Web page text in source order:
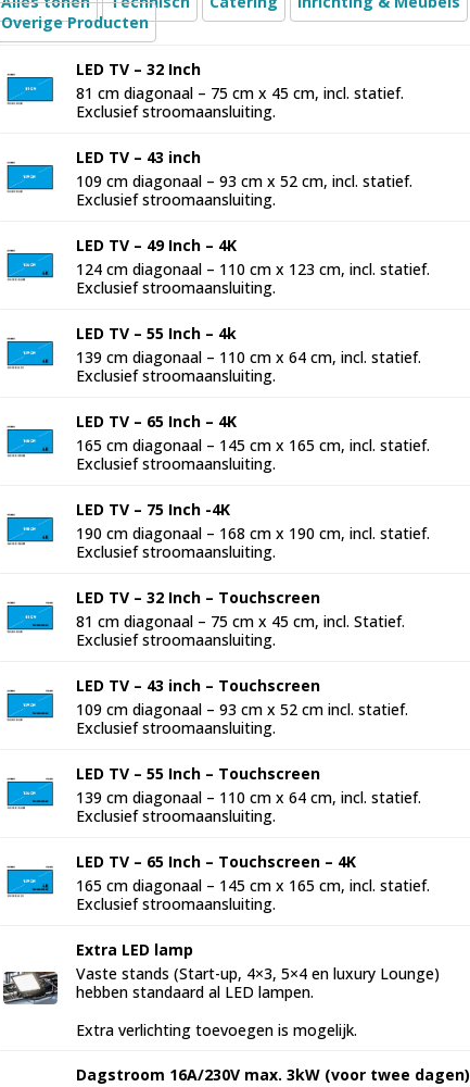
Overige Producten
LED TV – 32 Inch
81 cm diagonaal – 75 cm x 45 cm, incl. statief.
Exclusief stroomaansluiting.
LED TV – 43 inch
109 cm diagonaal – 93 cm x 52 cm, incl. statief.
Exclusief stroomaansluiting.
LED TV – 49 Inch – 4K
124 cm diagonaal – 110 cm x 123 cm, incl. statief.
Exclusief stroomaansluiting.
LED TV – 55 Inch – 4k
139 cm diagonaal – 110 cm x 64 cm, incl. statief.
Exclusief stroomaansluiting.
LED TV – 65 Inch – 4K
165 cm diagonaal – 145 cm x 165 cm, incl. statief.
Exclusief stroomaansluiting.
LED TV – 75 Inch -4K
190 cm diagonaal – 168 cm x 190 cm, incl. statief.
Exclusief stroomaansluiting.
LED TV – 32 Inch – Touchscreen
81 cm diagonaal – 75 cm x 45 cm, incl. Statief.
Exclusief stroomaansluiting.
LED TV – 43 inch – Touchscreen
109 cm diagonaal – 93 cm x 52 cm incl. statief.
Exclusief stroomaansluiting.
LED TV – 55 Inch – Touchscreen
139 cm diagonaal – 110 cm x 64 cm, incl. statief.
Exclusief stroomaansluiting.
LED TV – 65 Inch – Touchscreen – 4K
165 cm diagonaal – 145 cm x 165 cm, incl. statief.
Exclusief stroomaansluiting.
Extra LED lamp
Vaste stands (Start-up, 4×3, 5×4 en luxury Lounge)
hebben standaard al LED lampen.
Extra verlichting toevoegen is mogelijk.
Dagstroom 16A/230V max. 3kW (voor twee dagen)